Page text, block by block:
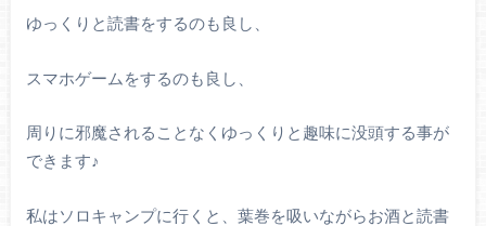
ゆっくりと読書をするのも良し、
スマホゲームをするのも良し、
周りに邪魔されることなくゆっくりと趣味に没頭する事が
できます♪
私はソロキャンプに行くと、葉巻を吸いながらお酒と読書